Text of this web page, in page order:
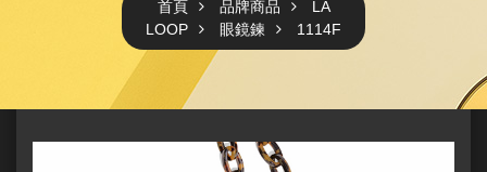
首頁 品牌商品
LA
LOOP
眼鏡鍊 1114F